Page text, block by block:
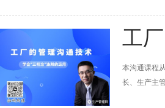
工
本沟通课程
长、生产主